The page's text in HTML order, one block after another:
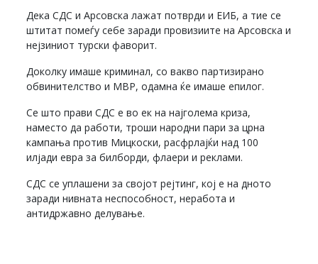
Дека СДС и Арсовска лажат потврди и ЕИБ, а тие се
штитат помеѓу себе заради провизиите на Арсовска и
нејзиниот турски фаворит.
Доколку имаше криминал, со вакво партизирано
обвинителство и МВР, одамна ќе имаше епилог.
Се што прави СДС е во ек на најголема криза,
наместо да работи, троши народни пари за црна
кампања против Мицкоски, расфрлајќи над 100
илјади евра за билборди, флаери и реклами.
СДС се уплашени за својот рејтинг, кој е на дното
заради нивната неспособност, неработа и
антидржавно делување.